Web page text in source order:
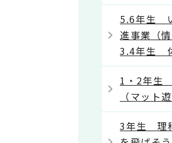
5.6年生
進事業
3.4年生
1・2年生
（マット遊
3年生 理